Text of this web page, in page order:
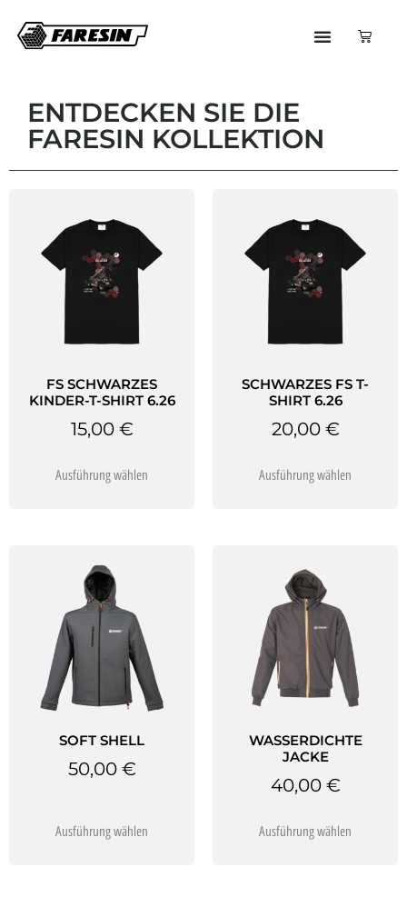
ENTDECKEN SIE DIE
FARESIN KOLLEKTION
FS SCHWARZES
KINDER-T-SHIRT 6.26
15,00 €
Ausführung wählen
SCHWARZES FS T-
SHIRT 6.26
20,00 €
Ausführung wählen
SOFT SHELL
50,00 €
Ausführung wählen
WASSERDICHTE
JACKE
40,00 €
Ausführung wählen